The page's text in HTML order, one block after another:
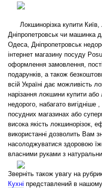
Локшинорізка купити Київ,
Дніпропетровськ чи машинка
Одеса, Дніпропетровськ
інтернет магазину посуду
оформлення замовлення,
подарунків, а також
всій Україні дає можливість
нарізання локшини купити або
недорого, набагато вигідніше
посудних магазинах або
висока якість локшинорізок,
використанні дозволить Вам
насолоджуватися здоровою
власними руками з
Зверніть також увагу на
Кухні представлений в нашому